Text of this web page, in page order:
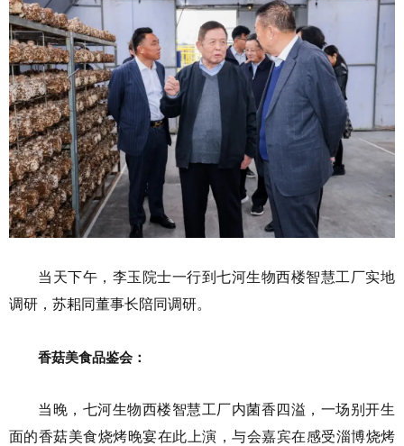
当天下午，李玉院士一行到七河生物西楼智慧工厂实地
调研，苏耜同董事长陪同调研。
香菇美食品鉴会：
当晚，七河生物西楼智慧工厂内菌香四溢，一场别开生
面的香菇美食烧烤晚宴在此上演，与会嘉宾在感受淄博烧烤